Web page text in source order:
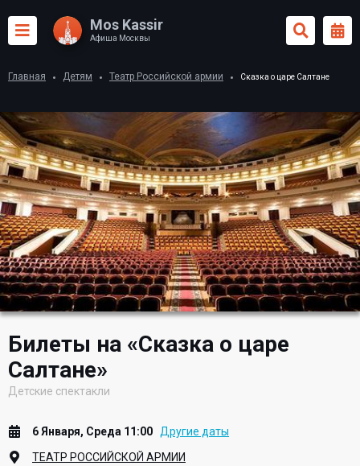
Mos Kassir
Афиша Москвы
Главная Детям Театр Российской армии Сказка о царе Салтане
Билеты на «Сказка о царе
Салтане»
Детские спектакли
6 Января, Среда 11:00
Другие даты
ТЕАТР РОССИЙСКОЙ АРМИИ